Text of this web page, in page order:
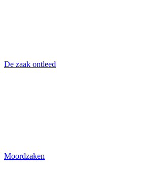
De zaak ontleed
Moordzaken